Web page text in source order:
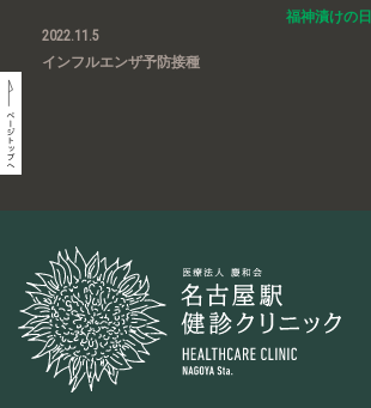
2022.11.5
インフルエンザ予防接種
福神漬けの日